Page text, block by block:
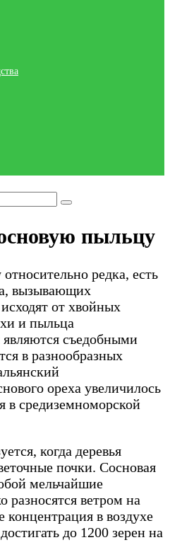
пыльцу
редка, есть
вызывающих
от хвойных
и пыльца
съедобными
в разнообразных
ореха увеличилось
в средиземноморской
когда деревья
почки. Сосновая
мельчайшие
разносятся ветром на
в воздухе
до 1200 зерен на